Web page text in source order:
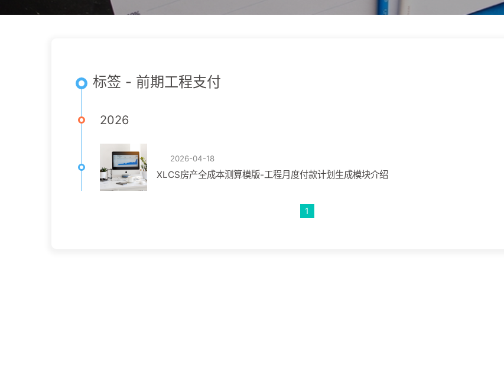
标签 - 前期工程支付
2026
2026-04-18
XLCS房产全成本测算模版-工程月度付款计划生成模块介绍
1